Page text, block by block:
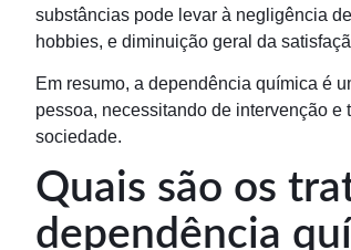
substâncias pode levar à negligência
hobbies, e diminuição geral da
Em resumo, a dependência química é
pessoa, necessitando de intervenção
sociedade.
Quais são os
dependência